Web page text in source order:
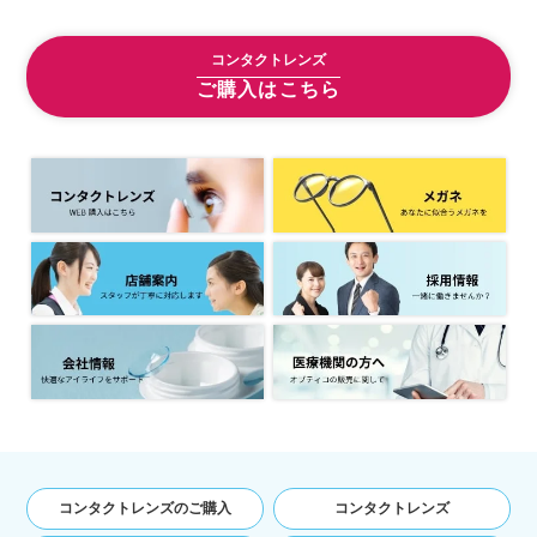
コンタクトレンズ
ご購入はこちら
コンタクトレンズのご購入 コンタクトレンズ